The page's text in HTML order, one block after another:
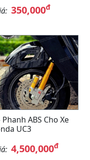
350,000đ
ABS Cho Xe
UC3
4,500,000đ